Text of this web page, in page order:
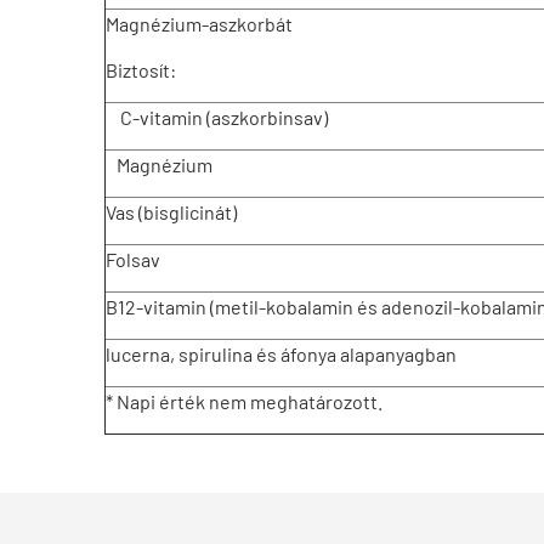
Magnézium-aszkorbát
Biztosít:
C-vitamin (aszkorbinsav)
Magnézium
Vas (bisglicinát)
Folsav
B12-vitamin (metil-kobalamin és adenozil-
lucerna, spirulina és áfonya alapanyagban
* Napi érték nem meghatározott.